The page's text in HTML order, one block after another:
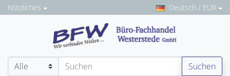
Nützliches Deutsch / EUR
Suchen